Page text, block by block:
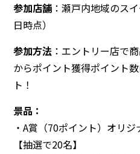
参加店舗 ：瀬戸内地域のス
日時点）
参加方法 ：エントリー店で
からポイント獲得ポイント
ト！
景品：
・A賞（70ポイント）オリ
【抽選で20名】